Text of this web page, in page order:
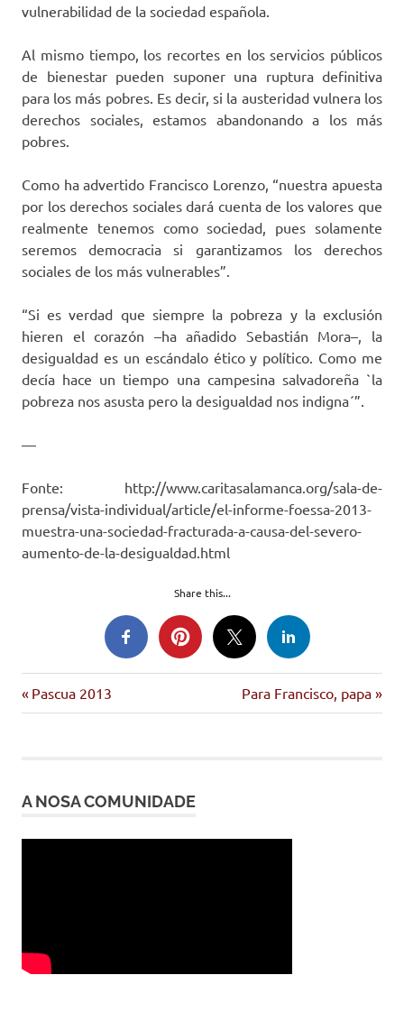
vulnerabilidad de la sociedad española.
Al mismo tiempo, los recortes en los servicios públicos
de bienestar pueden suponer una ruptura definitiva
para los más pobres. Es decir, si la austeridad vulnera los
derechos sociales, estamos abandonando a los más
pobres.
Como ha advertido Francisco Lorenzo, “nuestra apuesta
por los derechos sociales dará cuenta de los valores que
realmente tenemos como sociedad, pues solamente
seremos democracia si garantizamos los derechos
sociales de los más vulnerables”.
“Si es verdad que siempre la pobreza y la exclusión
hieren el corazón –ha añadido Sebastián Mora–, la
desigualdad es un escándalo ético y político. Como me
decía hace un tiempo una campesina salvadoreña `la
pobreza nos asusta pero la desigualdad nos indigna´”.
—
Fonte: http://www.caritasalamanca.org/sala-de-
prensa/vista-individual/article/el-informe-foessa-2013-
muestra-una-sociedad-fracturada-a-causa-del-severo-
aumento-de-la-desigualdad.html
Share this...
crise
Navegación
Entrada
anterior:
Pascua 2013
Siguiente
entrada:
Para Francisco, papa
A NOSA COMUNIDADE